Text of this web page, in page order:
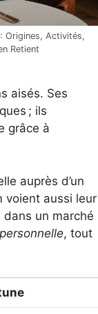
: Origines, Activités,
Retient
aisés. Ses
; ils
grâce à
auprès d’un
voient aussi leur
dans un marché
, tout